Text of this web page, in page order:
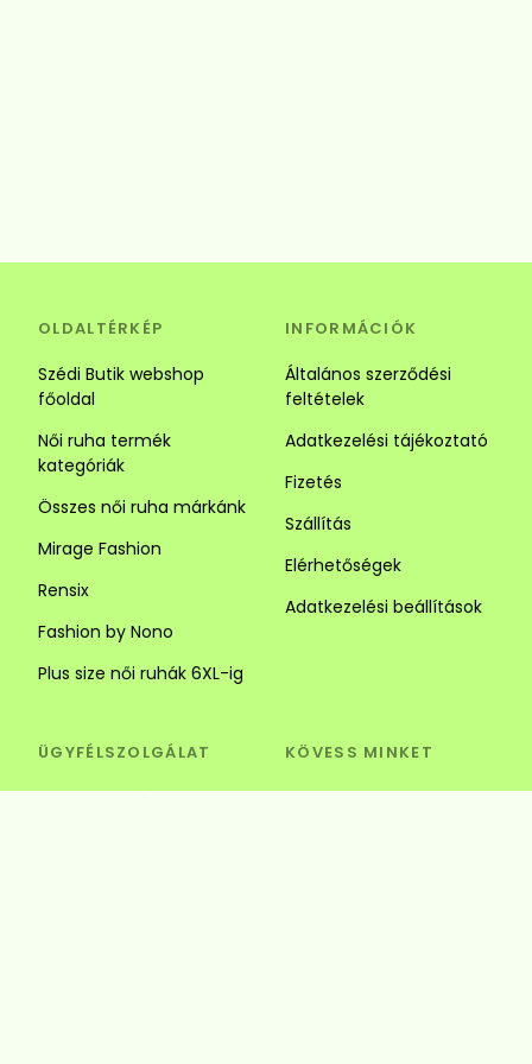
OLDALTÉRKÉP
Szédi Butik webshop
főoldal
Női ruha termék
kategóriák
Összes női ruha márkánk
Mirage Fashion
Rensix
Fashion by Nono
Plus size női ruhák 6XL-ig
INFORMÁCIÓK
Általános szerződési
feltételek
Adatkezelési tájékoztató
Fizetés
Szállítás
Elérhetőségek
Adatkezelési beállítások
ÜGYFÉLSZOLGÁLAT
Visszaküldés és csere
KÖVESS MINKET
Szédi Butik Webshop